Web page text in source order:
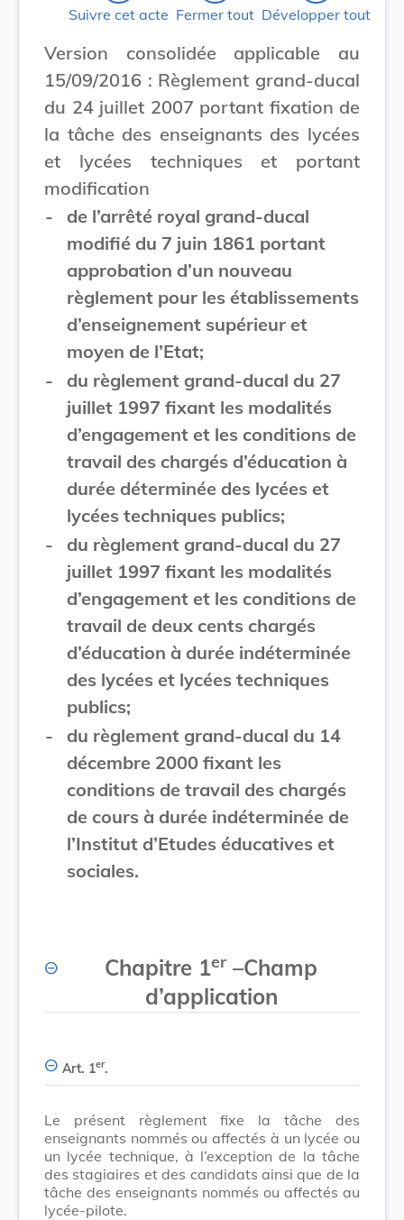
Suivre cet acte Fermer tout Développer tout
Version consolidée applicable au
15/09/2016 : Règlement grand-ducal
du 24 juillet 2007 portant fixation de
la tâche des enseignants des lycées
et lycées techniques et portant
modification
-
de l’arrêté royal grand-ducal
modifié du 7 juin 1861 portant
approbation d’un nouveau
règlement pour les établissements
d’enseignement supérieur et
moyen de l’Etat;
-
du règlement grand-ducal du 27
juillet 1997 fixant les modalités
d’engagement et les conditions de
travail des chargés d’éducation à
durée déterminée des lycées et
lycées techniques publics;
-
du règlement grand-ducal du 27
juillet 1997 fixant les modalités
d’engagement et les conditions de
travail de deux cents chargés
d’éducation à durée indéterminée
des lycées et lycées techniques
publics;
-
du règlement grand-ducal du 14
décembre 2000 fixant les
conditions de travail des chargés
de cours à durée indéterminée de
l’Institut d’Etudes éducatives et
sociales.
Chapitre 1er –Champ
d’application
Art. 1er.
Le présent règlement fixe la tâche des
enseignants nommés ou affectés à un lycée ou
un lycée technique, à l’exception de la tâche
des stagiaires et des candidats ainsi que de la
tâche des enseignants nommés ou affectés au
lycée-pilote.